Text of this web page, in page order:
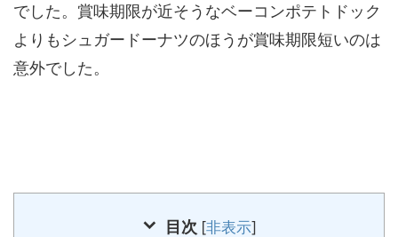
でした。賞味期限が近そうなベーコンポテトドック
よりもシュガードーナツのほうが賞味期限短いのは
意外でした。
目次 [非表示]